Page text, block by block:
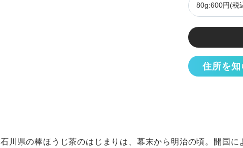
内
容
量
住所を
石川県の棒ほうじ茶のはじまりは、幕末から明治の頃。開国